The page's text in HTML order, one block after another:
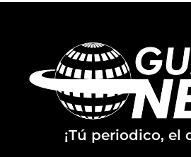
¡Tú periodico, el